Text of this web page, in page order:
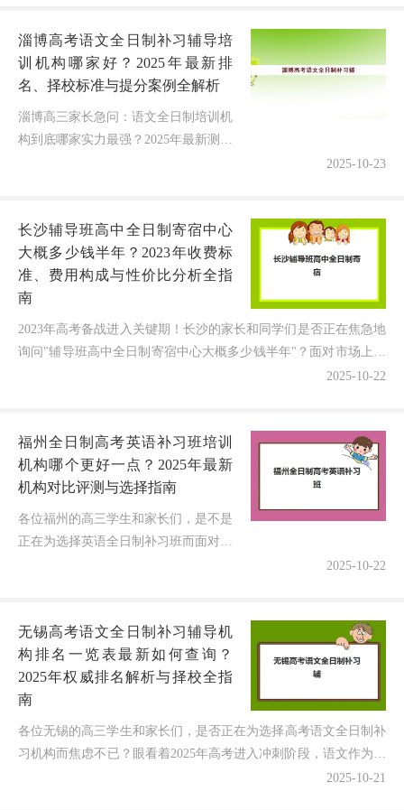
和...
淄博高考语文全日制补习辅导培
训机构哪家好？2025年最新排
名、择校标准与提分案例全解析
淄博高三家长急问：语文全日制培训机
构到底哪家实力最强？2025年最新测评
2025-10-23
长沙辅导班高中全日制寄宿中心
大概多少钱半年？2023年收费标
准、费用构成与性价比分析全指
南
2023年高考备战进入关键期！长沙的家长和同学们是否正在焦急地
询问"辅导班高中全日制寄宿中心大概多少钱半年"？面对市场上参
2025-10-22
福州全日制高考英语补习班培训
机构哪个更好一点？2025年最新
机构对比评测与选择指南
各位福州的高三学生和家长们，是不是
正在为选择英语全日制补习班而面对各
个...
2025-10-22
无锡高考语文全日制补习辅导机
构排名一览表最新如何查询？
2025年权威排名解析与择校全指
南
各位无锡的高三学生和家长们，是否正在为选择高考语文全日制补
习机构而焦虑不已？眼看着2025年高考进入冲刺阶段，语文作为重
要科目，既想通过专业辅导提升成绩，又担心选错机构影...2025-10-21